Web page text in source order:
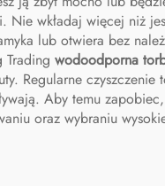
Nie wkładaj więcej niż
lub otwiera bez
Trading wodoodporna
Regularne
Aby temu
oraz wybraniu